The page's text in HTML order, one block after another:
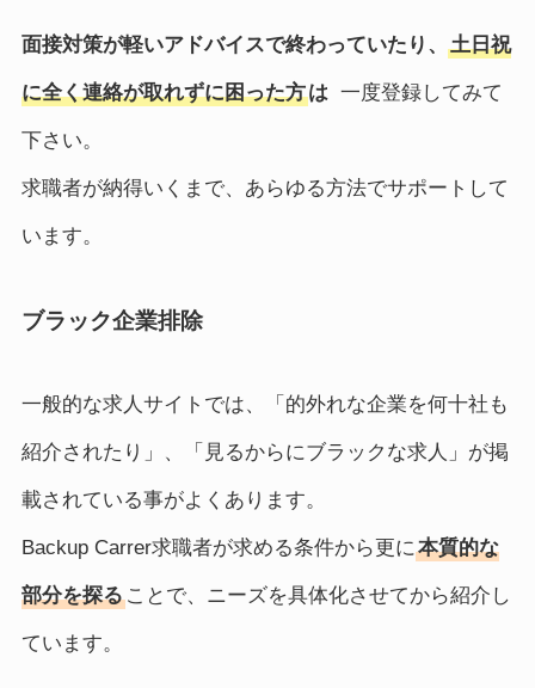
面接対策が軽いアドバイスで終わっていたり、 土日祝
に全く連絡が取れずに困った方は 一度登録してみて
下さい。
求職者が納得いくまで、あらゆる方法でサポートして
います。
ブラック企業排除
一般的な求人サイトでは、「的外れな企業を何十社も
紹介されたり」、「見るからにブラックな求人」が掲
載されている事がよくあります。
Backup Carrer求職者が求める条件から更に本質的な
部分を探ることで、ニーズを具体化させてから紹介し
ています。